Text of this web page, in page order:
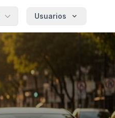
Usuarios